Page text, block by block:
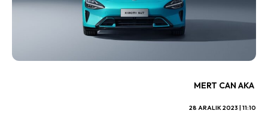
MERT CAN AKA
28 ARALIK 2023 | 11:10